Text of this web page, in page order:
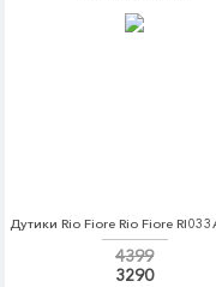
4399
3290